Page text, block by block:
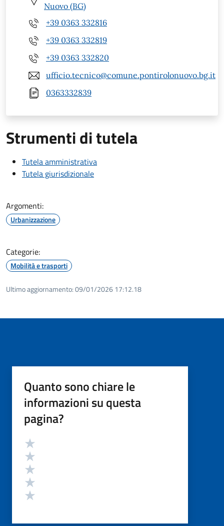
Nuovo (BG)
+39 0363 332816
+39 0363 332819
+39 0363 332820
ufficio.tecnico@comune.pontirolonuovo.bg.it
0363332839
Strumenti di tutela
Tutela amministrativa
Tutela giurisdizionale
Argomenti:
Urbanizzazione
Categorie:
Mobilità e trasporti
Ultimo aggiornamento:09/01/2026 17:12.18
Quanto sono chiare le
informazioni su questa
pagina?
Valutazione